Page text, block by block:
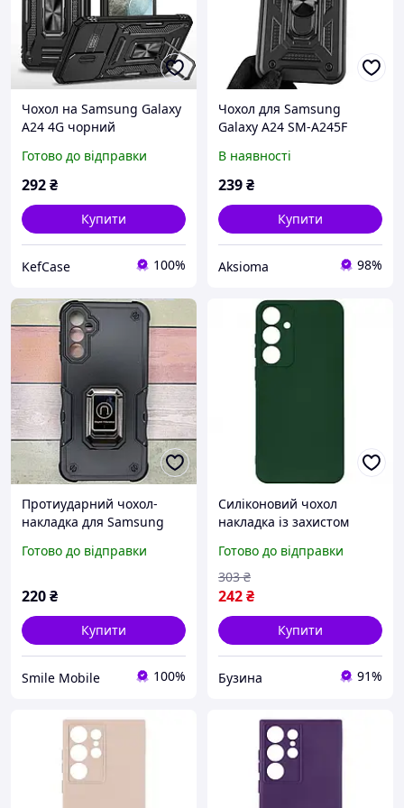
Чохол на Samsung Galaxy
A24 4G чорний
підставкою та захистом
камери для Самсунг
Готово до відправки
292₴
Купити
KefCase 100%
Чохол для Samsung
Galaxy A24 SM-A245F
тримачем підставкою зі
шторкою на камеру на
В наявності
239₴
Купити
Aksioma 98%
Протиударний чохол-
накладка для Samsung
чорний, з кільцем,
Готово до відправки
220₴
Купити
Smile Mobile 100%
Силіконовий чохол
накладка із захистом
Galaxy S24 Plus 5G S926
колір Dark Green buzyna
Готово до відправки
242₴
303 ₴
Купити
Бузина 91%